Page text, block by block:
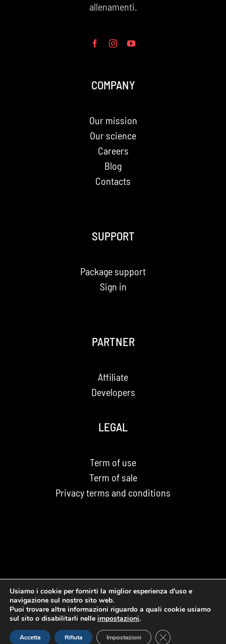
allenamenti.
COMPANY
Our mission
Our science
Careers
Blog
Contacts
SUPPORT
Package support
Sign in
PARTNER
Affiliate
Developers
LEGAL
Term of use
Term of sale
Privacy terms and conditions
© Copyright 2026 | RECOMP S.R.L. | All Rights Reserved |
Powered by Cosmo Comunicazione
Usiamo i cookie per fornirti la miglior esperienza d'uso e
navigazione sul nostro sito web.
Puoi trovare altre informazioni riguardo a quali cookie usiamo
sul sito o disabilitarli nelle impostazioni.
Accetta Rifiuta Impostazioni Close GDPR